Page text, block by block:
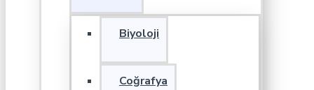
Biyoloji
Coğrafya